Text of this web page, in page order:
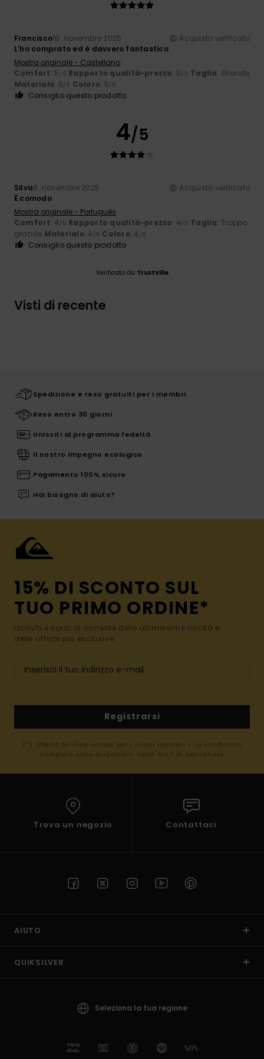
Francisco18. novembre 2025
Acquisto verificato
L'ho comprato ed è davvero fantastico
Mostra originale - Castellano
Comfort: 5/5 Rapporto qualità-prezzo: 5/5 Taglia: Grande
Materiale: 5/5 Colore: 5/5
Consiglio questo prodotto
4/5
Silva9. novembre 2025
Acquisto verificato
È comodo
Mostra originale - Português
Comfort: 4/5 Rapporto qualità-prezzo: 4/5 Taglia: Troppo
grande Materiale: 4 /5 Colore: 4 /5
Consiglio questo prodotto
Verificato da TrustVille
Visti di recente
Spedizione e reso gratuiti per i membri
Reso entro 30 giorni
Unisciti al programma fedeltà
Il nostro impegno ecologico
Pagamento 100% sicuro
Hai bisogno di aiuto?
15% DI SCONTO SUL
TUO PRIMO ORDINE*
Iscriviti e sarai al corrente delle ultimissime novità e
delle offerte più esclusive.
Registrarsi
(*) Offerta on-line valida per i nuovi membri - Le condizioni
complete sono disponibili nella mail di benvenuto
Trova un negozio Contattaci
AIUTO
QUIKSILVER
Seleziona la tua regione